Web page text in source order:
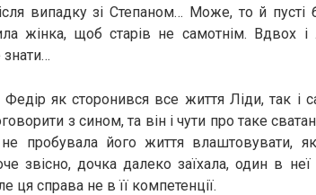
випадку зі Степаном… Може, то й пусті
жінка, щоб старів не самотнім. Вдвох
знати…
як сторонився все життя Ліди, так і
з сином, та він і чути про таке
не пробувала його життя
звісно, дочка далеко заїхала, один в
ця справа не в її компетенції.